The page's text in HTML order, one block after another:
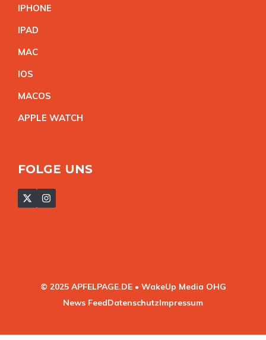
IPHONE
IPAD
MAC
IOS
MACOS
APPLE WATCH
FOLGE UNS
© 2025 APFELPAGE.DE • WakeUp Media OHG
News FeedDatenschutzImpressum